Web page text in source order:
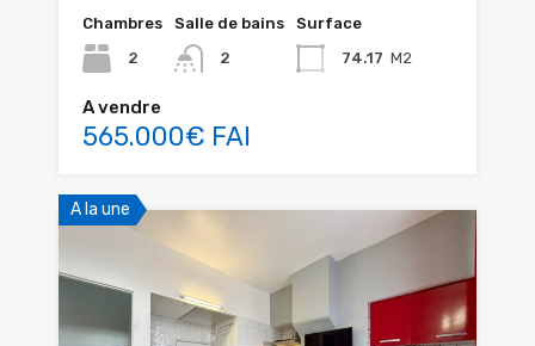
Chambres
2
Salle de bains
2
Surface
74.17 M2
A vendre
565.000€ FAI
A la une